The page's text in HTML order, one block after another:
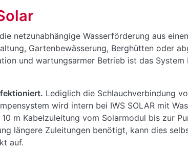
netzunabhängige Wasserförderung aus
Gartenbewässerung, Berghütten oder
und wartungsarmer Betrieb ist das System
Lediglich die Schlauchverbindung
wird intern bei IWS SOLAR mit
m Kabelzuleitung vom Solarmodul bis zur
längere Zuleitungen benötigt, kann dies
auf.